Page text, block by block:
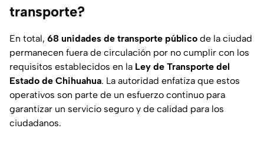
transporte?
En total, 68 unidades de transporte público de la ciudad
permanecen fuera de circulación por no cumplir con los
requisitos establecidos en la Ley de Transporte del
Estado de Chihuahua. La autoridad enfatiza que estos
operativos son parte de un esfuerzo continuo para
garantizar un servicio seguro y de calidad para los
ciudadanos.